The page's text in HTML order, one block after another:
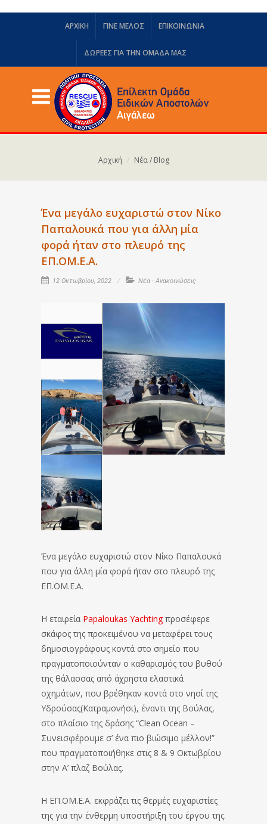
ΑΡΧΙΚΗ ΓΙΝΕ ΜΕΛΟΣ ΕΠΙΚΟΙΝΩΝΙΑ
ΔΩΡΕΈΣ ΓΙΑ ΤΗΝ ΟΜΆΔΑ ΜΑΣ
Αρχική Νέα / Blog
Ένα μεγάλο ευχαριστώ στον Νίκο
Παπαλουκά που για άλλη μία
φορά ήταν στο πλευρό της
ΕΠ.ΟΜ.Ε.Α.
12 Οκτωβρίου, 2022 Νέα - Ανακοινώσεις
Ένα μεγάλο ευχαριστώ στον Νίκο Παπαλουκά
που για άλλη μία φορά ήταν στο πλευρό της
ΕΠ.ΟΜ.Ε.Α.
Η εταιρεία Papaloukas Yachtingπροσέφερε
σκάφος της προκειμένου να μεταφέρει τους
δημοσιογράφους κοντά στο σημείο που
πραγματοποιούνταν ο καθαρισμός του βυθού
της θάλασσας από άχρηστα ελαστικά
οχημάτων, που βρέθηκαν κοντά στο νησί της
Υδρούσας(Κατραμονήσι), έναντι της Βούλας,
στο πλαίσιο της δράσης “Clean Ocean –
Συνεισφέρουμε σ’ ένα πιο βιώσιμο μέλλον!”
που πραγματοποιήθηκε στις 8 & 9 Οκτωβρίου
στην Α’ πλαζ Βούλας.
Η ΕΠ.ΟΜ.Ε.Α. εκφράζει τις θερμές ευχαριστίες
της για την ένθερμη υποστήριξη του έργου της.